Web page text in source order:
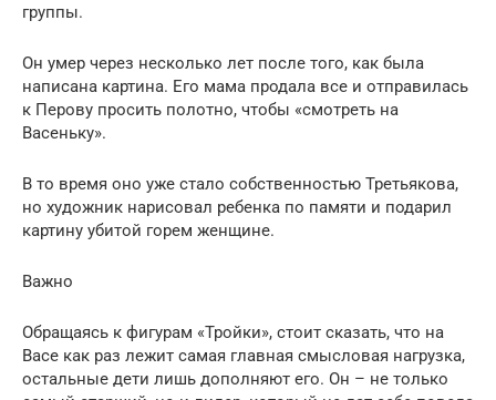
группы.
Он умер через несколько лет после того, как была
написана картина. Его мама продала все и отправилась
к Перову просить полотно, чтобы «смотреть на
Васеньку».
В то время оно уже стало собственностью Третьякова,
но художник нарисовал ребенка по памяти и подарил
картину убитой горем женщине.
Важно
Обращаясь к фигурам «Тройки», стоит сказать, что на
Васе как раз лежит самая главная смысловая нагрузка,
остальные дети лишь дополняют его. Он – не только